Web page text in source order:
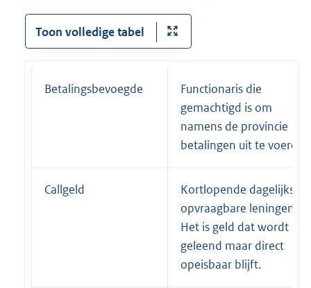
Toon volledige tabel
Betalingsbevoegde
Functionaris die
gemachtigd is om
namens de provincie
betalingen uit te voeren.
Callgeld
Kortlopende dagelijks
opvraagbare leningen.
Het is geld dat wordt
geleend maar direct
opeisbaar blijft.